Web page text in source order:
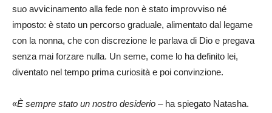
suo avvicinamento alla fede non è stato improvviso né
imposto: è stato un percorso graduale, alimentato dal legame
con la nonna, che con discrezione le parlava di Dio e pregava
senza mai forzare nulla. Un seme, come lo ha definito lei,
diventato nel tempo prima curiosità e poi convinzione.
«È sempre stato un nostro desiderio – ha spiegato Natasha.